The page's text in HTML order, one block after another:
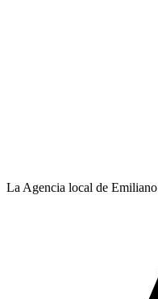
La Agencia local de Emiliano